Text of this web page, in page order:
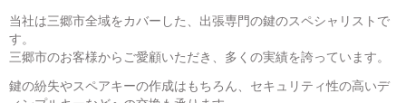
当社は三郷市全域をカバーした、出張専門の鍵のスペシャリストで
す。
三郷市のお客様からご愛顧いただき、多くの実績を誇っています。
鍵の紛失やスペアキーの作成はもちろん、セキュリティ性の高いデ